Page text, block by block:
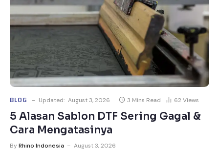
BLOG Updated: August 3, 2026 3 Mins Read 62 Views
5 Alasan Sablon DTF Sering Gagal &
Cara Mengatasinya
ByRhino Indonesia August 3, 2026